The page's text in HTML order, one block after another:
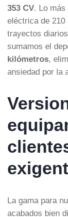
353 CV. Lo más
eléctrica de
trayectos
sumamos el
kilómetros,
ansiedad por la
La gama para
acabados bien